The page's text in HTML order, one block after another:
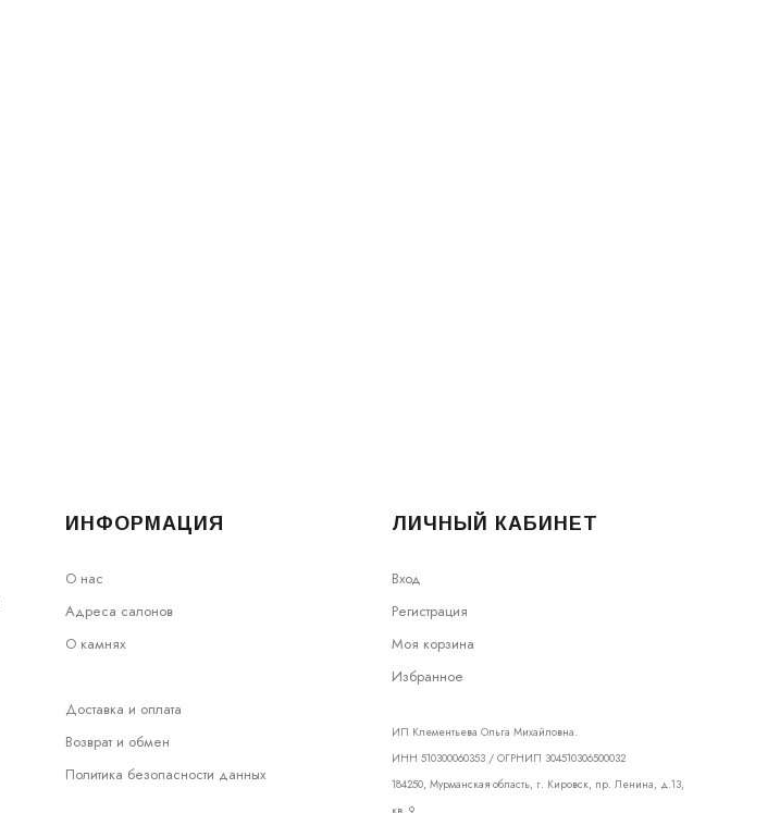
ИНФОРМАЦИЯ
О нас
Адреса салонов
О камнях
Доставка и оплата
Возврат и обмен
Политика безопасности данных
ЛИЧНЫЙ КАБИНЕТ
Вход
Регистрация
Моя корзина
Избранное
ИП Клементьева Ольга Михайловна.
ИНН 510300060353 / ОГРНИП 304510306500032
184250, Мурманская область, г. Кировск, пр. Ленина, д.13,